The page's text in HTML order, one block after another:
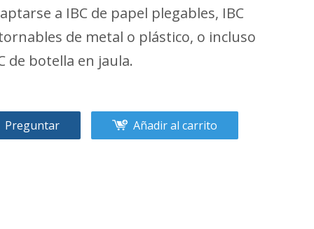
a IBC de papel plegables, IBC
de metal o plástico, o incluso
de botella en jaula.
Preguntar Añadir al carrito